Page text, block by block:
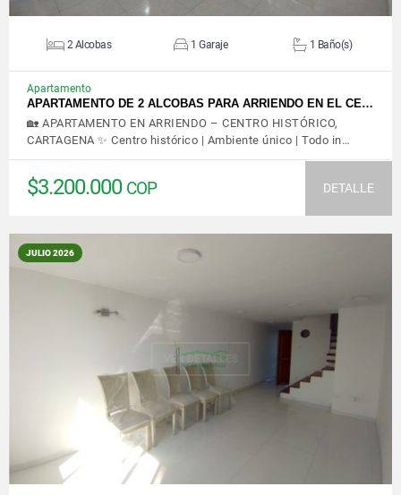
2 Alcobas 1 Garaje 1 Baño(s)
Apartamento
APARTAMENTO DE 2 ALCOBAS PARA ARRIENDO EN EL CE…
🏡 APARTAMENTO EN ARRIENDO – CENTRO HISTÓRICO,
CARTAGENA ✨ Centro histórico | Ambiente único | Todo in…
$3.200.000 COP DETALLE
JULIO 2026
VER DETALLES